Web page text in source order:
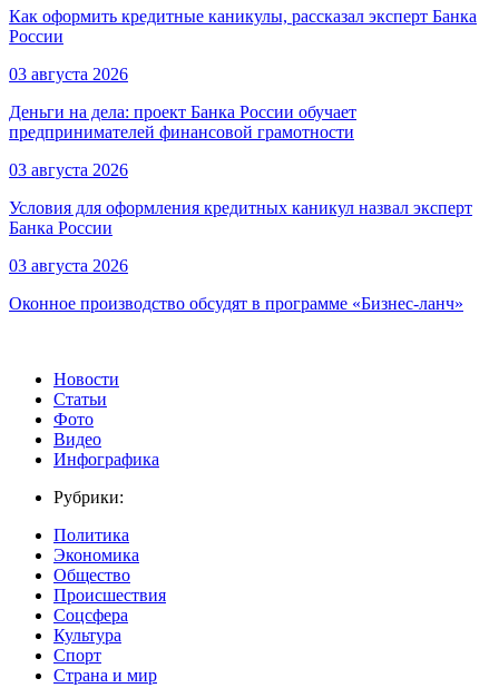
Как оформить кредитные каникулы, рассказал эксперт Банка
России
03 августа 2026
Деньги на дела: проект Банка России обучает
предпринимателей финансовой грамотности
03 августа 2026
Условия для оформления кредитных каникул назвал эксперт
Банка России
03 августа 2026
Оконное производство обсудят в программе «Бизнес-ланч»
Новости
Статьи
Фото
Видео
Инфографика
Рубрики:
Политика
Экономика
Общество
Происшествия
Соцсфера
Культура
Спорт
Страна и мир